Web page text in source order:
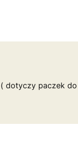
dotyczy paczek